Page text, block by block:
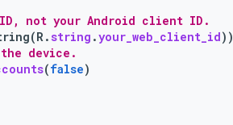
not your Android client ID.
(R.string .your_web_client_id))
device.
(false)